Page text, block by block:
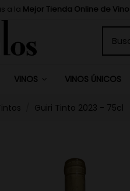
a la Mejor Tienda Online de
VINOS VINOS ÚNICOS
Guiri Tinto 2023 - 75cl